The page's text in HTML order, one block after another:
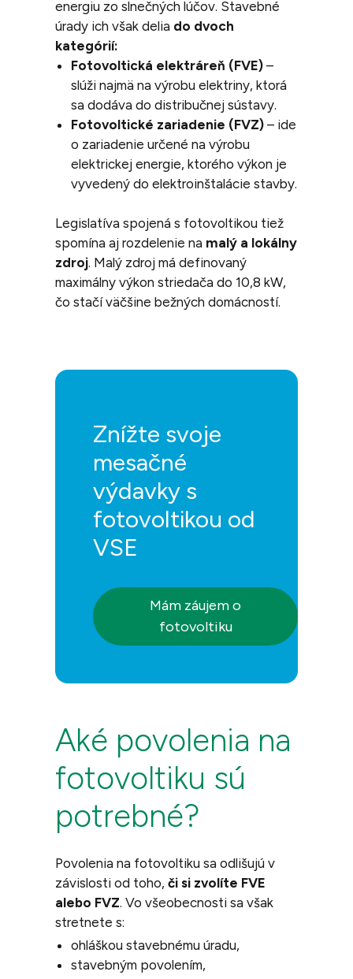
energiu zo slnečných lúčov. Stavebné
úrady ich však delia do dvoch
kategórií:
Fotovoltická elektráreň (FVE) –
slúži najmä na výrobu elektriny, ktorá
sa dodáva do distribučnej sústavy.
Fotovoltické zariadenie (FVZ) – ide
o zariadenie určené na výrobu
elektrickej energie, ktorého výkon je
vyvedený do elektroinštalácie stavby.
Legislatíva spojená s fotovoltikou tiež
spomína aj rozdelenie na malý a lokálny
zdroj. Malý zdroj má definovaný
maximálny výkon striedača do 10,8 kW,
čo stačí väčšine bežných domácností.
Znížte svoje
mesačné
výdavky s
fotovoltikou od
VSE
Mám záujem o
fotovoltiku
Aké povolenia na
fotovoltiku sú
potrebné?
Povolenia na fotovoltiku sa odlišujú v
závislosti od toho,či si zvolíte FVE
alebo FVZ. Vo všeobecnosti sa však
stretnete s:
ohláškou stavebnému úradu,
stavebným povolením,